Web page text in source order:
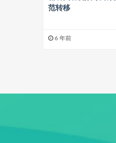
范转移
6 年前